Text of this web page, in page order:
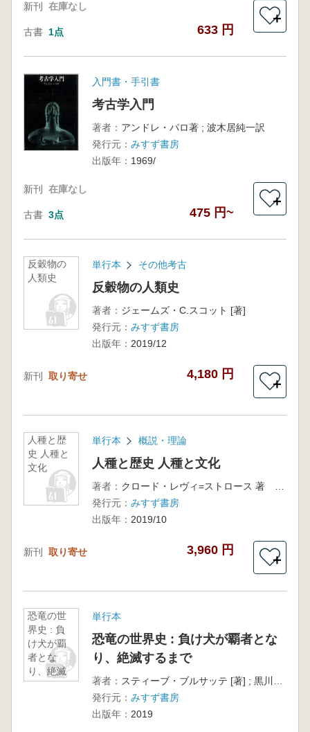
新刊 在庫なし
古書 1点 633 円
＋
入門書・手引書
考古学入門
著者： アンドレ・パロ著 ; 波木居純一訳
発行元： みすず書房
出版年： 1969/
新刊 在庫なし
古書 3点 475 円~
＋
反穀物の
人類史
単行本 その他考古
反穀物の人類史
著者： ジェームズ・C.スコット [著]
発行元： みすず書房
出版年： 2019/12
新刊 取り寄せ 4,180 円
＋
人種と歴
史 人種と
文化
単行本 概説・理論
人種と歴史 人種と文化
著者：
発行元： みすず書房
出版年： 2019/10
新刊 取り寄せ 3,960 円
＋
恐竜の世
界史 : 負
け犬が覇
者とな
り、絶滅
するまで
単行本
恐竜の世界史 : 負け犬が覇者とな
り、絶滅するまで
著者：
発行元： みすず書房
出版年： 2019